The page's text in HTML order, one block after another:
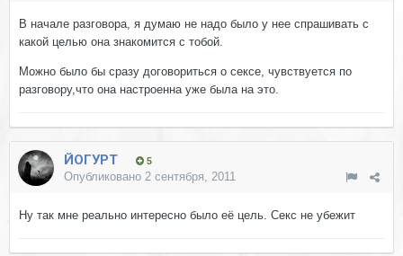
В начале разговора, я думаю не надо было у нее спрашивать с
какой целью она знакомится с тобой.
Можно было бы сразу договориться о сексе, чувствуется по
разговору,что она настроенна уже была на это.
ЙОГУРТ 5
Опубликовано 2 сентября, 2011
Ну так мне реально интересно было её цель. Секс не убежит